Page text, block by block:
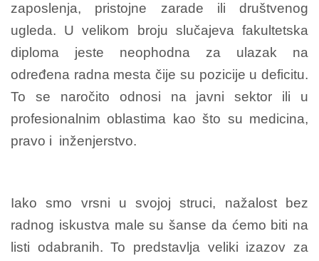
zaposlenja, pristojne zarade ili društvenog
ugleda. U velikom broju slučajeva fakultetska
diploma jeste neophodna za ulazak na
određena radna mesta čije su pozicije u deficitu.
To se naročito odnosi na javni sektor ili u
profesionalnim oblastima kao što su medicina,
pravo i inženjerstvo.
Iako smo vrsni u svojoj struci, nažalost bez
radnog iskustva male su šanse da ćemo biti na
listi odabranih. To predstavlja veliki izazov za